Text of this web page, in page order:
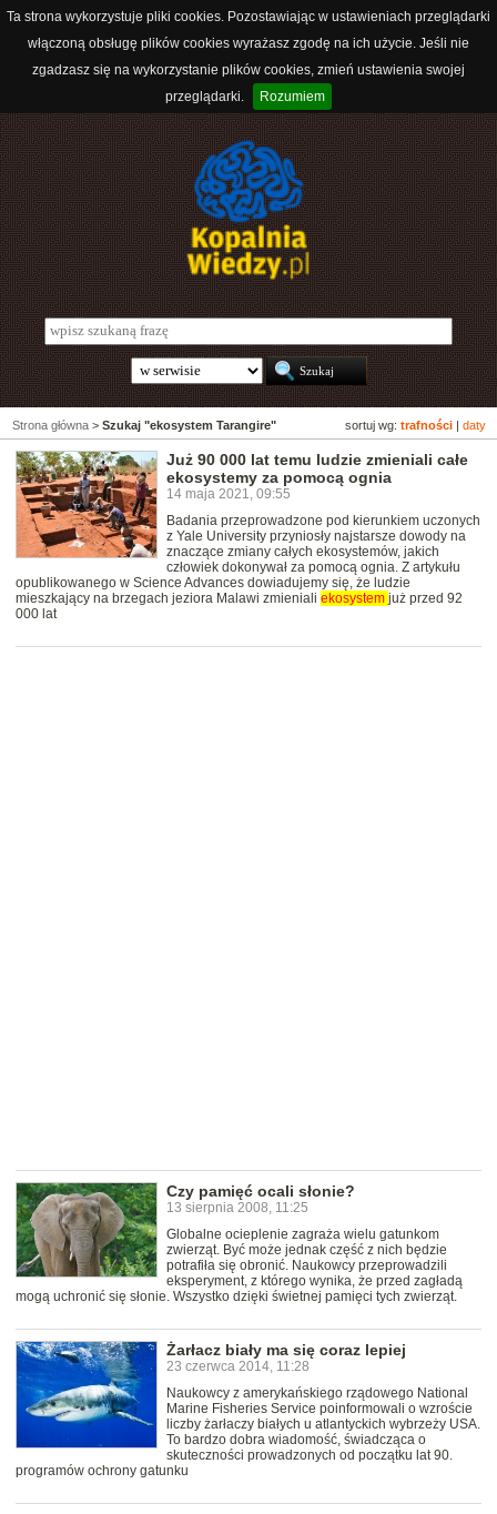
Ta strona wykorzystuje pliki cookies. Pozostawiając w ustawieniach przeglądarki
włączoną obsługę plików cookies wyrażasz zgodę na ich użycie. Jeśli nie
zgadzasz się na wykorzystanie plików cookies, zmień ustawienia swojej
przeglądarki.
Rozumiem
sortuj wg: trafności daty
Strona główna > Szukaj "ekosystem Tarangire"
Już 90 000 lat temu ludzie zmieniali całe
ekosystemy za pomocą ognia
14 maja 2021, 09:55
Badania przeprowadzone pod kierunkiem uczonych
z Yale University przyniosły najstarsze dowody na
znaczące zmiany całych ekosystemów, jakich
człowiek dokonywał za pomocą ognia. Z artykułu
opublikowanego w Science Advances dowiadujemy się, że ludzie
mieszkający na brzegach jeziora Malawi zmieniali ekosystem już przed 92
000 lat
Czy pamięć ocali słonie?
13 sierpnia 2008, 11:25
Globalne ocieplenie zagraża wielu gatunkom
zwierząt. Być może jednak część z nich będzie
potrafiła się obronić. Naukowcy przeprowadzili
eksperyment, z którego wynika, że przed zagładą
mogą uchronić się słonie. Wszystko dzięki świetnej pamięci tych zwierząt.
Żarłacz biały ma się coraz lepiej
23 czerwca 2014, 11:28
Naukowcy z amerykańskiego rządowego National
Marine Fisheries Service poinformowali o wzroście
liczby żarłaczy białych u atlantyckich wybrzeży USA.
To bardzo dobra wiadomość, świadcząca o
skuteczności prowadzonych od początku lat 90.
programów ochrony gatunku